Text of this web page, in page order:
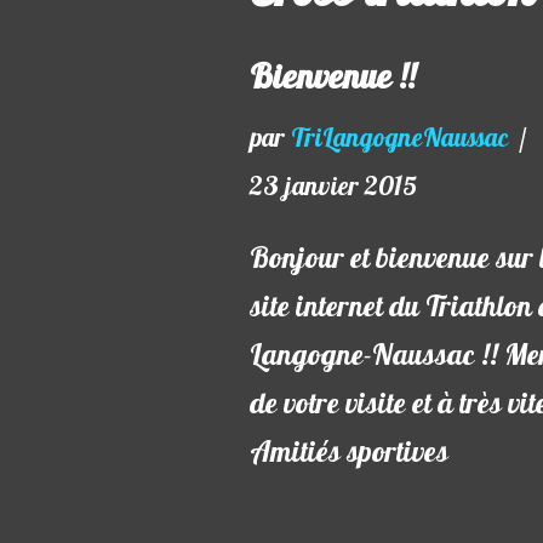
Bienvenue !!
par TriLangogneNaussac
23 janvier 2015
Bonjour et bienvenue sur
site internet du Triathlon
Langogne-Naussac !!
de votre visite et à très
Amitiés sportives